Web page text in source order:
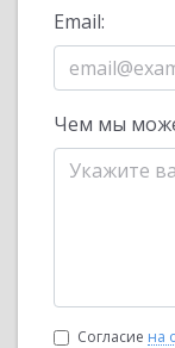
Email:
Чем мы
Согласие на